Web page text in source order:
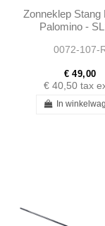
Zonneklep Stang
Palomino -
0072-107-
€ 49,00
€ 40,50 tax
In